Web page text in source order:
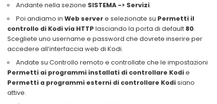
Andante nella sezione SISTEMA -> Servizi.
Poi andiamo in Web servere selezionate su Permetti il
controllo di Kodi via HTTP lasciando la porta di default 80.
Scegliete uno username e password che dovrete inserire per
accedere all’interfaccia web di Kodi.
Andate su Controllo remoto e controllate che le impostazioni
Permetti ai programmi installati di controllare Kodie
Permetti a programmi esterni di controllare Kodisiano
attive.